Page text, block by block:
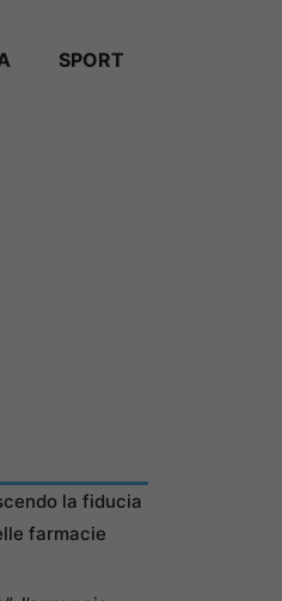
SPORT
la fiducia
farmacie